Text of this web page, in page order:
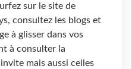
sur le site de
consultez les blogs et
à glisser dans vos
à consulter la
mais aussi celles